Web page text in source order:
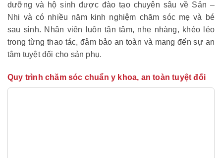
dưỡng và hộ sinh được đào tạo chuyên sâu về Sản –
Nhi và có nhiều năm kinh nghiệm chăm sóc mẹ và bé
sau sinh. Nhân viên luôn tận tâm, nhẹ nhàng, khéo léo
trong từng thao tác, đảm bảo an toàn và mang đến sự an
tâm tuyệt đối cho sản phụ.
Quy trình chăm sóc chuẩn y khoa, an toàn tuyệt đối